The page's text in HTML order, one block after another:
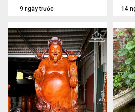
9 ngày trước 14